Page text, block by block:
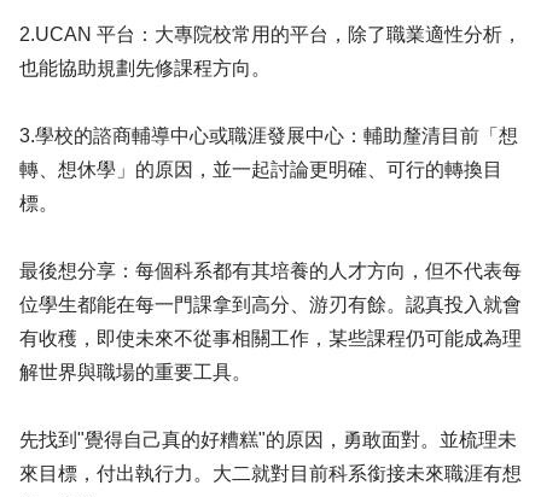
2.UCAN 平台：大專院校常用的平台，除了職業適性分析，
也能協助規劃先修課程方向。
3.學校的諮商輔導中心或職涯發展中心：輔助釐清目前「想
轉、想休學」的原因，並一起討論更明確、可行的轉換目
標。
最後想分享：每個科系都有其培養的人才方向，但不代表每
位學生都能在每一門課拿到高分、游刃有餘。認真投入就會
有收穫，即使未來不從事相關工作，某些課程仍可能成為理
解世界與職場的重要工具。
先找到"覺得自己真的好糟糕"的原因，勇敢面對。並梳理未
來目標，付出執行力。大二就對目前科系銜接未來職涯有想